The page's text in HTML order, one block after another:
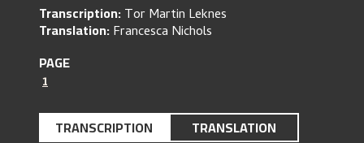
Transcription:Tor Martin Leknes
Translation:Francesca Nichols
PAGE
1
TRANSCRIPTION TRANSLATION